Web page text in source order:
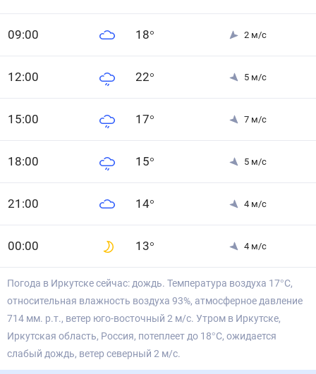
09:00 18° 2 м/с
12:00 22° 5 м/с
15:00 17° 7 м/с
18:00 15° 5 м/с
21 :00 14° 4 м/с
00:00 13° 4 м/с
Погода в Иркутске сейчас: дождь. Температура воздуха 17°С,
относительная влажность воздуха 93%, атмосферное давление
714 мм. р.т., ветер юго-восточный 2 м/с. Утром в Иркутске,
Иркутская область, Россия, потеплеет до 18°С, ожидается
слабый дождь, ветер северный 2 м/с.